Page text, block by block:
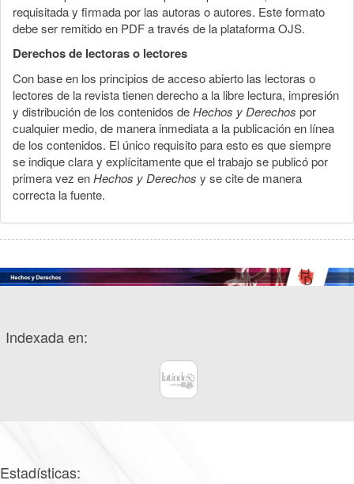
requisitada y firmada por las autoras o autores. Este formato
debe ser remitido en PDF a través de la plataforma OJS.
Derechos de lectoras o lectores
Con base en los principios de acceso abierto las lectoras o
lectores de la revista tienen derecho a la libre lectura, impresión
y distribución de los contenidos deHechos y Derechos por
cualquier medio, de manera inmediata a la publicación en línea
de los contenidos. El único requisito para esto es que siempre
se indique clara y explícitamente que el trabajo se publicó por
primera vez enHechos y Derechos y se cite de manera
correcta la fuente.
Indexada en:
Estadísticas: